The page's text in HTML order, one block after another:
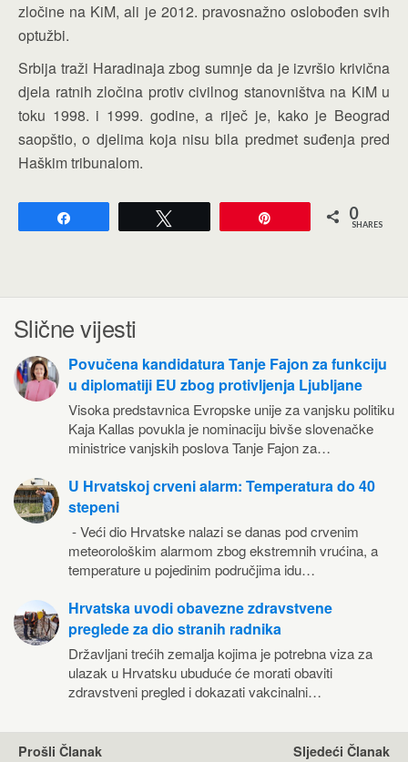
zločine na KiM, ali je 2012. pravosnažno oslobođen svih
optužbi.
Srbija traži Haradinaja zbog sumnje da je izvršio krivična
djela ratnih zločina protiv civilnog stanovništva na KiM u
toku 1998. i 1999. godine, a riječ je, kako je Beograd
saopštio, o djelima koja nisu bila predmet suđenja pred
Haškim tribunalom.
0
SHARES
Slične vijesti
Povučena kandidatura Tanje Fajon za funkciju
u diplomatiji EU zbog protivljenja Ljubljane
Visoka predstavnica Evropske unije za vanjsku politiku
Kaja Kallas povukla je nominaciju bivše slovenačke
ministrice vanjskih poslova Tanje Fajon za…
U Hrvatskoj crveni alarm: Temperatura do 40
stepeni
- Veći dio Hrvatske nalazi se danas pod crvenim
meteorološkim alarmom zbog ekstremnih vrućina, a
temperature u pojedinim područjima idu…
Hrvatska uvodi obavezne zdravstvene
preglede za dio stranih radnika
Državljani trećih zemalja kojima je potrebna viza za
ulazak u Hrvatsku ubuduće će morati obaviti
zdravstveni pregled i dokazati vakcinalni…
Prošli Članak Sljedeći Članak